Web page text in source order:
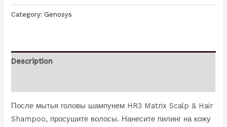
Category: Genosys
Description
После мытья головы шампунем HR3 Matrix Scalp & Hair
Shampoo, просушите волосы. Нанесите пилинг на кожу